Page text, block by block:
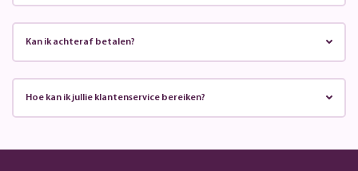
Kan ik achteraf betalen?
Hoe kan ik jullie klantenservice bereiken?